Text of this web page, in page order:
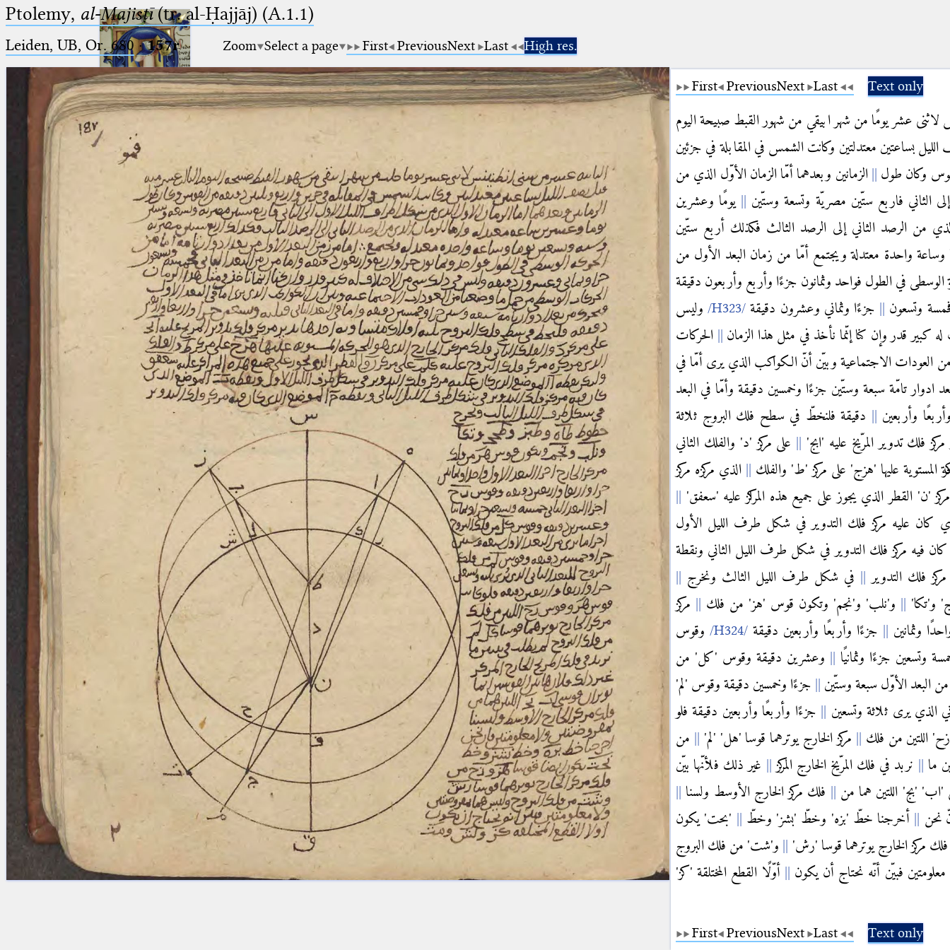
Ptolemaeus
Arabus et Latinus
(the underscore) is the placeholder
(the percent sign) is the
placeholder for no, one or more
than one character.
placeholder for no, one or more
than one character, but not for
blank space (so that a search ends
at word boundaries).
🔎︎
Start
Project
Team
News
Jobs
Publications
Conference
Arabic Works
Arabic Manuscripts
Latin Works
Latin Manuscripts
Latin Early Prints
Images
Texts
Glossary
Resources
Contact
Privacy· 2013
Print 🖨
Ptolemy, al-Majisṭī(tr. al-Ḥajjāj) (A.1.1)
Leiden, UB, Or. 680·157r Zoom Select a page First PreviousNext Last High res.
First PreviousNext Last Text only
لاثنى عشر يومًا من شهر ابيقي من شهور القبط صبيحة اليوم
بساعتين معتدلتين وكانت الشمس في المقابلة في جزئين
وكان طول
الزمانين وبعدهما أمّا الزمان الأوّل الذي من
الثاني فاربع ستّين مصريّة وتسعة وستّين
يومًا وعشرين
من الرصد الثاني إلى الرصد الثالث فكذلك أربع ستّين
واحدة معتدلة ويجتمع أمّا من زمان البعد الأول من
الوسطى في الطول فواحد وثمانون جزءًا وأربع وأربعون دقيقة
وتسعون
جزءًا وثماني وعشرون دقيقة
وليس
قدر وإن كنا إنّما نأخذ في مثل هذا الزمان
الحركات
العودات الاجتماعية وبيّن أنّ الكواكب الذي يرى أمّا في
ادوار تامّة سبعة وستّين جزءًا وخمسين دقيقة وأمّا في البعد
وأربعين
دقيقة فلنخطّ في سطح فلك البروج ثلاثة
فلك تدوير المرّيخ عليه 'ابج'
على مركز 'د' والفلك الثاني
المستوية عليها 'هزج' على مركز 'ط' والفلك
الذي مركزه مركز
'ن' القطر الذي يجوز على جميع هذه المراكز عليه 'سعفق'
كان عليه مركز فلك التدوير في شكل طرف الليل الأول
فيه مركز فلك التدوير في شكل طرف الليل الثاني ونقطة
فلك التدوير
في شكل طرف الليل الثالث ونخرج
و'تكا'
و'نلب' و'نجم' وتكون قوس 'هز' من فلك
مركز
وثمانين
جزءًا وأربعًا وأربعين دقيقة
وقوس
وتسعين جزءًا وثمانيًا
وعشرين دقيقة وقوس 'كل' من
البعد الأوّل سبعة وستّين
جزءًا وخمسين دقيقة وقوس 'لم'
الذي يرى ثلاثة وتسعين
جزءًا وأربعًا وأربعين دقيقة فلو
اللتين من فلك
مركز الخارج يوترهما قوسا 'هل' 'لم'
من
ما
نربد في فلك المرّيخ الخارج المركز
غير ذلك فلأنّها بيّن
'بج' اللتين هما من
فلك مركز الخارج الأوسط ولسنا
نحن
أخرجنا خطّ 'بزه' وخطّ 'بشز' وخطّ
'بحت' يكون
مركز الخارج يوترهما قوسا 'رش'
و'شت' من فلك البروج
فبيّن أنّه نحتاج أن يكون
أوّلًا القطع المختلقة 'كز'
First PreviousNext Last Text only